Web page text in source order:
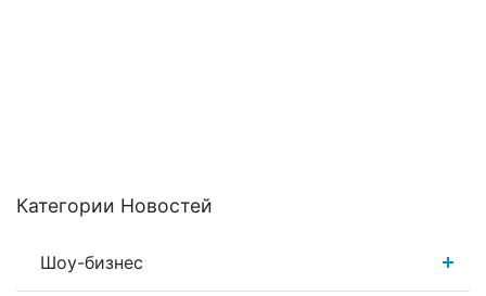
Категории Новостей
Шоу-бизнес